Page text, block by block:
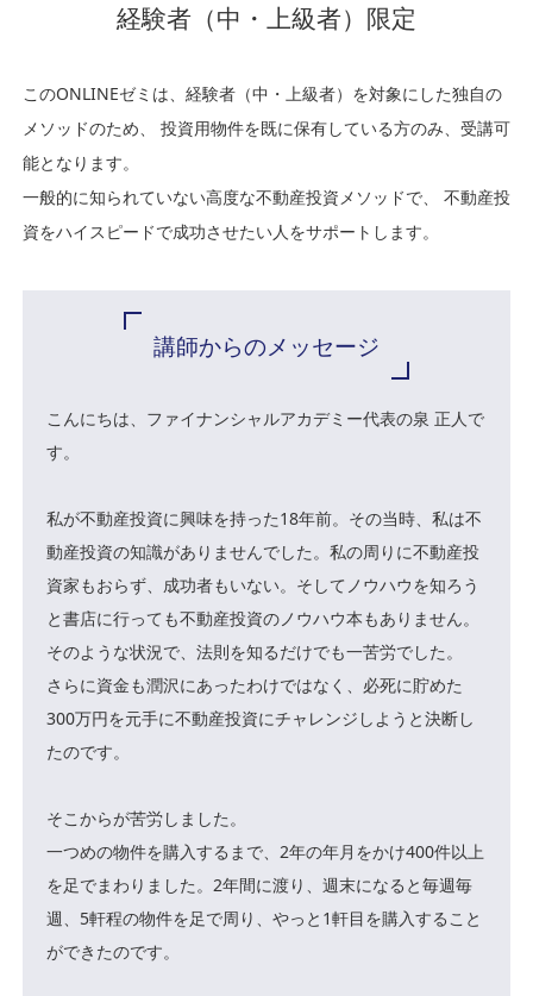
経験者（中・上級者）限定
このONLINEゼミは、経験者（中・上級者）を対象にした独自の
メソッドのため、
投資用物件を既に保有している方のみ、受講可
能となります。
一般的に知られていない高度な不動産投資メソッドで、
不動産投
資をハイスピードで成功させたい人をサポートします。
講師からのメッセージ
こんにちは、ファイナンシャルアカデミー代表の泉 正人で
す。
私が不動産投資に興味を持った18年前。その当時、私は不
動産投資の知識がありませんでした。私の周りに不動産投
資家もおらず、成功者もいない。そしてノウハウを知ろう
と書店に行っても不動産投資のノウハウ本もありません。
そのような状況で、法則を知るだけでも一苦労でした。
さらに資金も潤沢にあったわけではなく、必死に貯めた
300万円を元手に不動産投資にチャレンジしようと決断し
たのです。
そこからが苦労しました。
一つめの物件を購入するまで、2年の年月をかけ400件以上
を足でまわりました。2年間に渡り、週末になると毎週毎
週、5軒程の物件を足で周り、やっと1軒目を購入すること
ができたのです。